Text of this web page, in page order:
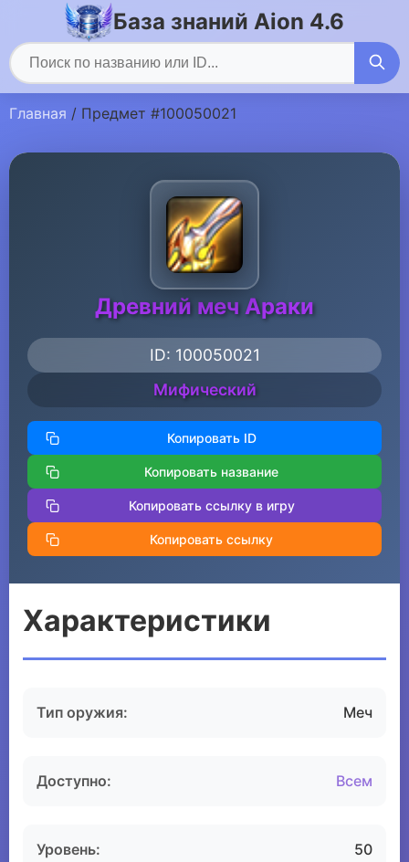
База знаний Aion 4.6
Главная / Предмет #100050021
Древний меч Араки
ID: 100050021
Мифический
Копировать ID
Копировать название
Копировать ссылку в игру
Копировать ссылку
Характеристики
Тип оружия: Меч
Доступно: Всем
Уровень: 50